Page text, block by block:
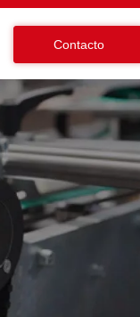
Contacto